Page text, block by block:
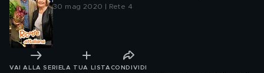
30 mag 2020 | Rete 4
VAI ALLA SERIE LA TUA LISTA CONDIVIDI